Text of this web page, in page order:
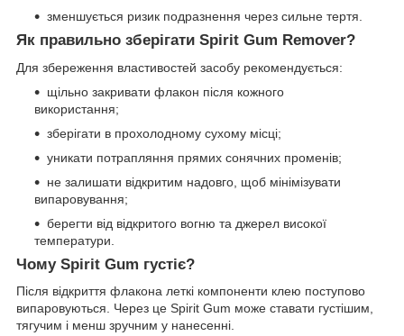
зменшується ризик подразнення через сильне тертя.
Як правильно зберігати Spirit Gum Remover?
Для збереження властивостей засобу рекомендується:
щільно закривати флакон після кожного
використання;
зберігати в прохолодному сухому місці;
уникати потрапляння прямих сонячних променів;
не залишати відкритим надовго, щоб мінімізувати
випаровування;
берегти від відкритого вогню та джерел високої
температури.
Чому Spirit Gum густіє?
Після відкриття флакона леткі компоненти клею поступово
випаровуються. Через це Spirit Gum може ставати густішим,
тягучим і менш зручним у нанесенні.